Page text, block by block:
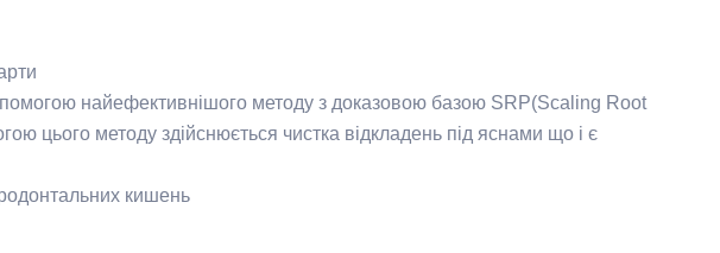
найефективнішого методу з доказовою базою SRP(Scaling Root
цього методу здійснюється чистка відкладень під яснами що і є
кишень